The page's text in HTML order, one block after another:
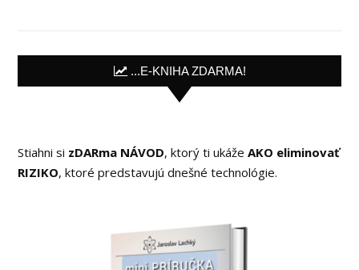
...E-KNIHA ZDARMA!
Stiahni si zDARma NÁVOD, ktorý ti ukážeAKO eliminovať
RIZIKO, ktoré predstavujú dnešné technológie.